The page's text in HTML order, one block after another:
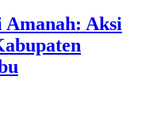
Amanah: Aksi